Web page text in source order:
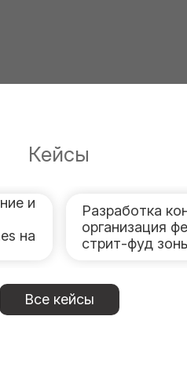
Кейсы
и
на
Разработка
организация
стрит-фуд
Все кейсы